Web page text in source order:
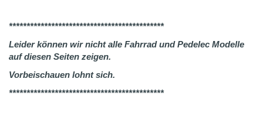
********************************************
Leider können wir nicht alle Fahrrad und Pedelec Modelle
auf diesen Seiten zeigen.
Vorbeischauen lohnt sich.
********************************************